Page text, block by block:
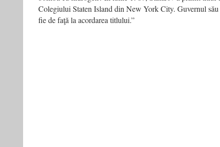
Colegiului Staten Island din New York City. Guvernul său
fie de faţă la acordarea titlului.”